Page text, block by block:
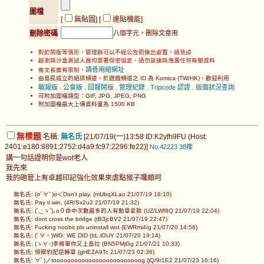
圖檔
[
無貼圖] [ 連貼機能]
刪除密碼
八個字元，刪除文章用
對於鬧版等情形，管理群可以不經公告而做出處置，請見諒
超測與沙盒測試人員均簽署保密協定，請勿談論與洩漏任何有關資料
推文長度有限制， 請善用縮網址
由島民成立的組排頻道，於遊戲頻道之 ID 為 Komica (TW/HK)，歡迎利用
戰報版 公會版 回報鬧版 管理紀錄 Tripcode 認證 版面狀況查詢
可附加圖檔類型：GIF, JPG, JPEG, PNG
附加圖檔最大上傳資料量為 1500 KB
無標題 名稱: 無名氏 [21/07/19(一)13:58 ID:K2yfh9FU (Host:
2401:e180:8891:2752:d4a9:fc97:2296:fe22)] No.42223 38推
講一句話證明你是wot老人
我先來
我的砲管上有卓越印記強化效果來虐點猴子囉頗呵
無名氏: (σﾟ∀ﾟ)σ＜Don't play. (mUbqXLao 21/07/19 18:10)
無名氏: Pay ti win. (4R/Sx2u2 21/07/19 21:32)
無名氏: (´,_ゝ`)｡o０命中次數最多的人有勳章拿歐 (UZ/LWf8Q 21/07/19 22:04)
無名氏: dont cross the bridge (tB3jcBV2 21/07/19 22:47)
無名氏: Fucking noobs pls uninstall wot (EWRmi4/g 21/07/20 14:56)
無名氏: (ﾟ∀。)WG: WE DID (ItL.lOUY 21/07/20 19:14)
無名氏: (ゝ∀･)李將軍你又上島拉 (BN5PMjGg 21/07/21 10:33)
無名氏: 偵察豹配逆轉章 (gHEZA9Tc 21/07/23 02:36)
無名氏: ∀ﾟ)ノtooooooooooooooooooooooooog (jQ/9r1E2 21/07/23 16:16)